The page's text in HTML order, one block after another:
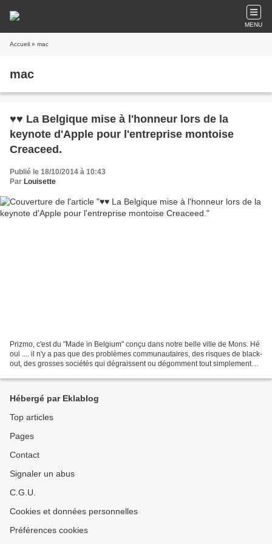
MENU
Accueil » mac
mac
♥♥ La Belgique mise à l'honneur lors de la
keynote d'Apple pour l'entreprise montoise
Creaceed.
Publié le 18/10/2014 à 10:43
Par Louisette
Prizmo, c'est du "Made in Belgium" conçu dans notre belle ville de Mons. Hé
oui .... il n'y a pas que des problèmes communautaires, des risques de black-
out, des grosses sociétés qui dégraissent ou dégomment tout simplement
Hébergé par Eklablog
Top articles
Pages
Contact
Signaler un abus
C.G.U.
Cookies et données personnelles
Préférences cookies